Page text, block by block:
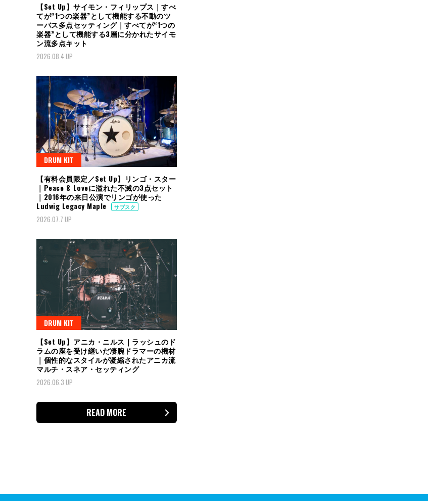
【Set Up】サイモン・フィリップス｜すべ
てが“1つの楽器”として機能する不動のツ
ーバス多点セッティング｜すべてが“1つの
楽器”として機能する3層に分かれたサイモ
ン流多点キット
2026.08.4 UP
DRUM KIT
【有料会員限定／Set Up】リンゴ・スター
｜Peace & Loveに溢れた不滅の3点セット
｜2016年の来日公演でリンゴが使った
Ludwig Legacy Maple
サブスク
2026.07.7 UP
DRUM KIT
【Set Up】アニカ・ニルス｜ラッシュのド
ラムの座を受け継いだ凄腕ドラマーの機材
｜個性的なスタイルが凝縮されたアニカ流
マルチ・スネア・セッティング
2026.06.3 UP
READ MORE